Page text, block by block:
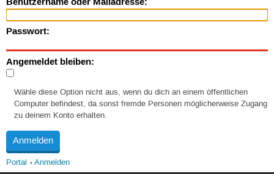
Passwort:
Angemeldet bleiben:
Wähle diese Option nicht aus, wenn du dich an einem öffentlichen
Computer befindest, da sonst fremde Personen möglicherweise Zugang
zu deinem Konto erhalten.
Portal Anmelden